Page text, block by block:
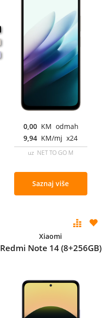
0,00 KM odmah
9,94 KM/mj x24
uz NET TO GO M
Saznaj više
Xiaomi
Redmi Note 14 (8+256GB)